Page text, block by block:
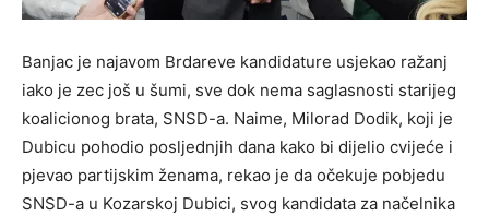
Banjac je najavom Brdareve kandidature usjekao ražanj
iako je zec još u šumi, sve dok nema saglasnosti starijeg
koalicionog brata, SNSD-a. Naime, Milorad Dodik, koji je
Dubicu pohodio posljednjih dana kako bi dijelio cvijeće i
pjevao partijskim ženama, rekao je da očekuje pobjedu
SNSD-a u Kozarskoj Dubici, svog kandidata za načelnika